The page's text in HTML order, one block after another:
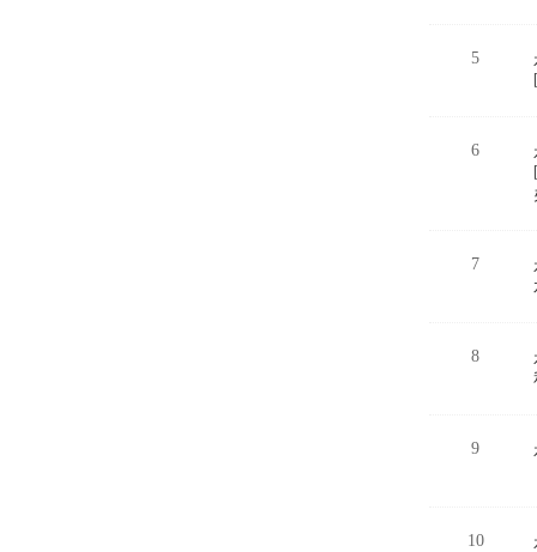
5
6
7
8
9
10